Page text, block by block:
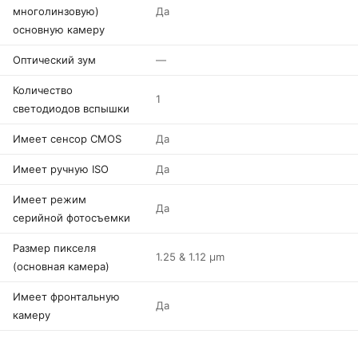
многолинзовую)
основную камеру
Да
Оптический зум —
Количество
светодиодов вспышки
1
Имеет сенсор CMOS Да
Имеет ручную ISO Да
Имеет режим
серийной фотосъемки
Да
Размер пикселя
(основная камера)
1.25 & 1.12 µm
Имеет фронтальную
камеру
Да